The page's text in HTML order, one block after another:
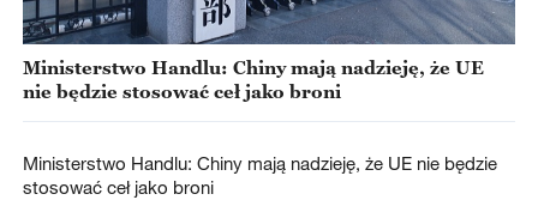
Ministerstwo Handlu: Chiny mają nadzieję, że UE
nie będzie stosować ceł jako broni
Ministerstwo Handlu: Chiny mają nadzieję, że UE nie będzie
stosować ceł jako broni